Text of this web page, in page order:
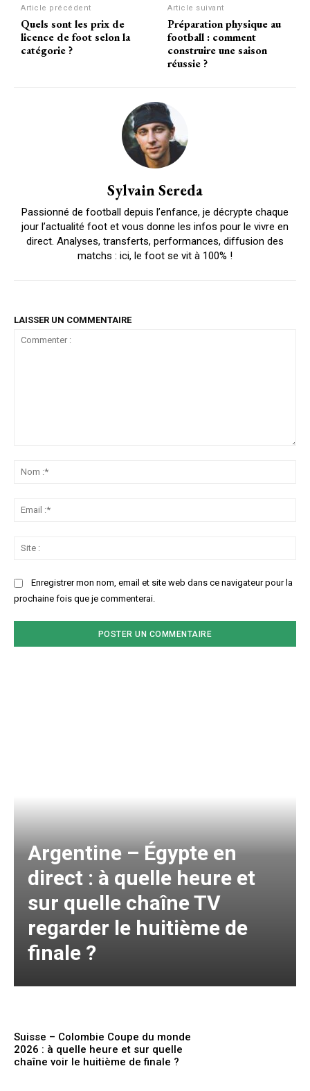
Article précédent
Quels sont les prix de
licence de foot selon la
catégorie ?
Article suivant
Préparation physique au
football : comment
construire une saison
réussie ?
Sylvain Sereda
Passionné de football depuis l’enfance, je décrypte chaque
jour l’actualité foot et vous donne les infos pour le vivre en
direct. Analyses, transferts, performances, diffusion des
matchs : ici, le foot se vit à 100% !
LAISSER UN COMMENTAIRE
Enregistrer mon nom, email et site web dans ce navigateur pour la
prochaine fois que je commenterai.
Argentine – Égypte en
direct : à quelle heure et
sur quelle chaîne TV
regarder le huitième de
finale ?
Suisse – Colombie Coupe du monde
2026 : à quelle heure et sur quelle
chaîne voir le huitième de finale ?